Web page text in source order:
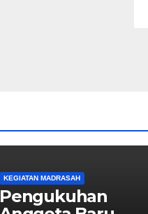
KEGIATAN MADRASAH
Pengukuhan